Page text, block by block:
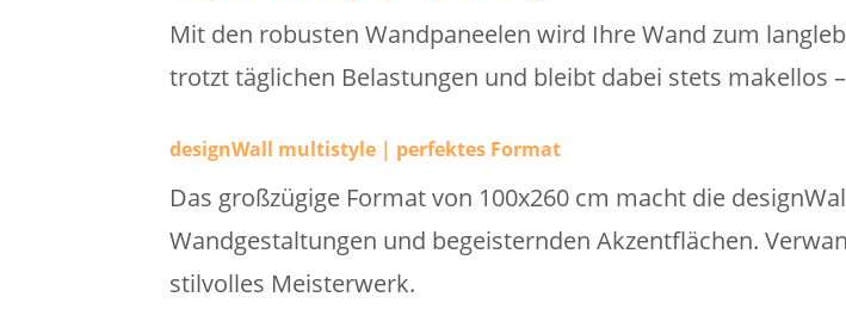
Mit den robusten Wandpaneelen wird Ihre Wand zum
trotzt täglichen Belastungen und bleibt dabei stets makellos
designWall multistyle | perfektes Format
Das großzügige Format von 100x260 cm macht die
Wandgestaltungen und begeisternden Akzentflächen.
stilvolles Meisterwerk.